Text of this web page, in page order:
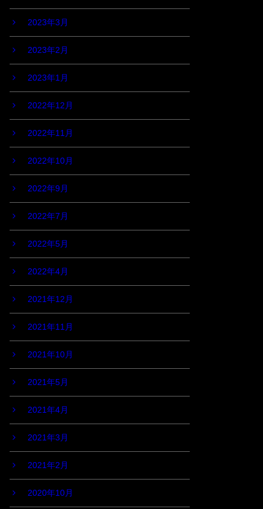
2023年3月
2023年2月
2023年1月
2022年12月
2022年11月
2022年10月
2022年9月
2022年7月
2022年5月
2022年4月
2021年12月
2021年11月
2021年10月
2021年5月
2021年4月
2021年3月
2021年2月
2020年10月